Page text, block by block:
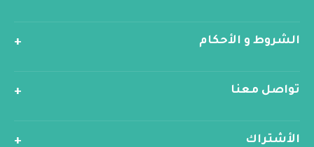
الشروط و الأحكام
تواصل معنا
الأشتراك